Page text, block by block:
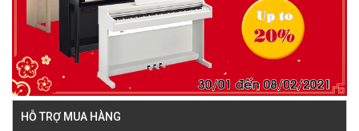
HỖ TRỢ MUA HÀNG